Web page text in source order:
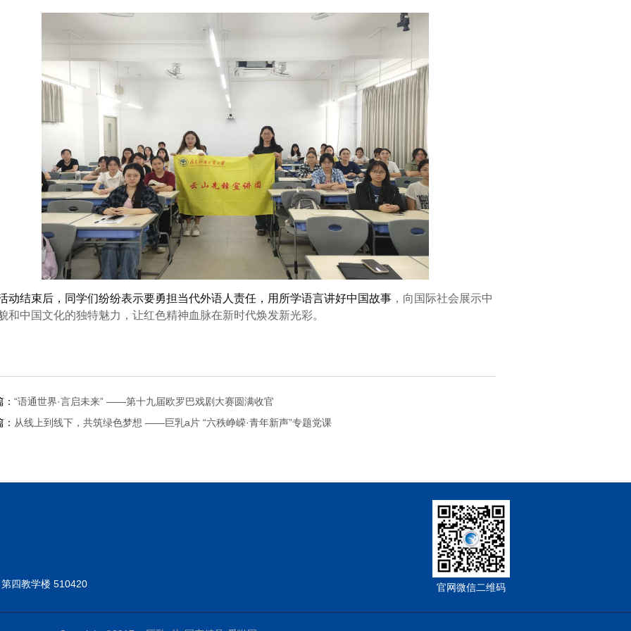
动结束后，同学们纷纷表示要勇担当代外语人责任，用所学语言讲好中国故事 ，向国际社会展示中
和中国文化的独特魅力，让红色精神血脉在新时代焕发新光彩。
“语通世界·言启未来” ——第十九届欧罗巴戏剧大赛圆满收官
从线上到线下，共筑绿色梦想 ——巨乳a片 “六秩峥嵘·青年新声”专题党课
四教学楼 510420 官网微信二维码